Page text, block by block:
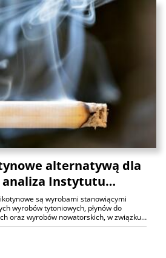
alternatywą dla
analiza Instytutu…
są wyrobami stanowiącymi
wyrobów tytoniowych, płynów do
oraz wyrobów nowatorskich, w związku…